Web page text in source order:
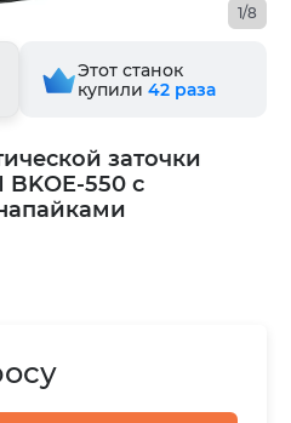
заточки
550 с
1/8
Этот станок
купили 42 раза